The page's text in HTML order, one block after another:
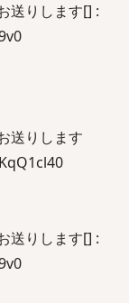
送りします[] :
送りします
送りします[] :